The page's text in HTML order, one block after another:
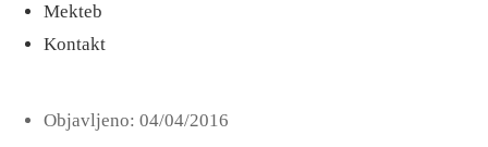
Mekteb
Kontakt
Objavljeno: 04/04/2016